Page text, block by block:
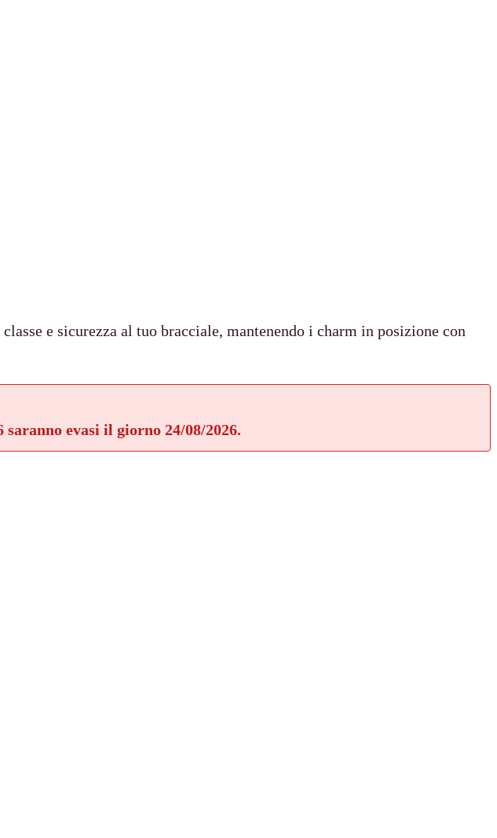
e sicurezza al tuo bracciale, mantenendo i charm in posizione con
evasi il giorno 24/08/2026.